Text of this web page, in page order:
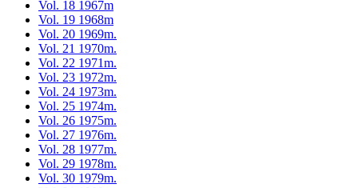
Vol. 18 1967m
Vol. 19 1968m
Vol. 20 1969m.
Vol. 21 1970m.
Vol. 22 1971m.
Vol. 23 1972m.
Vol. 24 1973m.
Vol. 25 1974m.
Vol. 26 1975m.
Vol. 27 1976m.
Vol. 28 1977m.
Vol. 29 1978m.
Vol. 30 1979m.